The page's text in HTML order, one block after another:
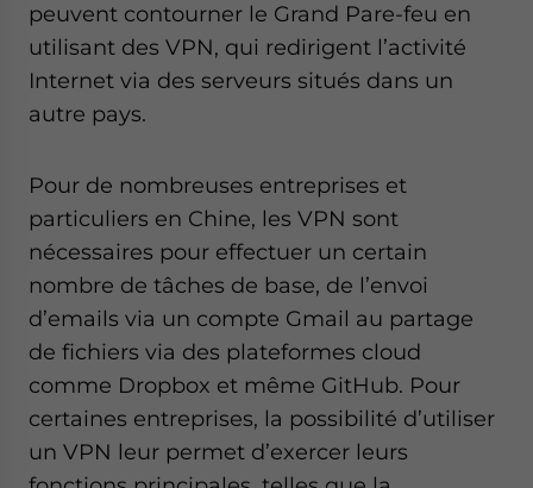
peuvent contourner le Grand Pare-feu en
utilisant des VPN, qui redirigent l’activité
Internet via des serveurs situés dans un
autre pays.
Pour de nombreuses entreprises et
particuliers en Chine, les VPN sont
nécessaires pour effectuer un certain
nombre de tâches de base, de l’envoi
d’emails via un compte Gmail au partage
de fichiers via des plateformes cloud
comme Dropbox et même GitHub. Pour
certaines entreprises, la possibilité d’utiliser
un VPN leur permet d’exercer leurs
website. Please send me business news and updates
- case sensitive